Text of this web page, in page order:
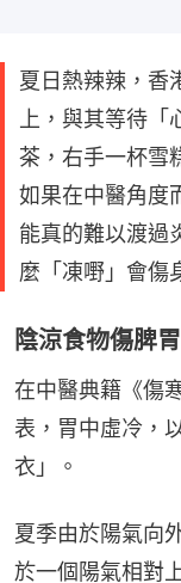
夏日熱辣辣，香
上，與其等待
茶，右手一杯雪
如果在中醫角度
能真的難以渡過
麼「凍嘢」會傷
陰涼食物傷脾
在中醫典籍《傷
表，胃中虛冷，
衣」。
夏季由於陽氣向
於一個陽氣相對